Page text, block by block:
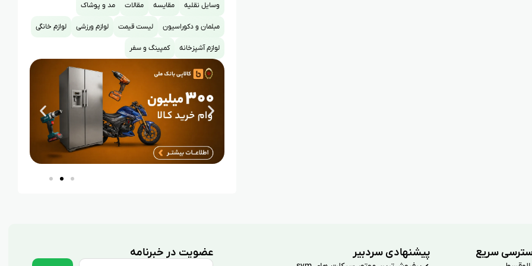
وسایل نقلیه مقایسه مقالات مد و پوشاک
مبلمان و دکوراسیون لیست قیمت لوازم ورزشی لوازم خانگی
لوازم آشپزخانه کمپینگ و سفر
سریع پیشنهادی سردبیر عضویت در خبرنامه